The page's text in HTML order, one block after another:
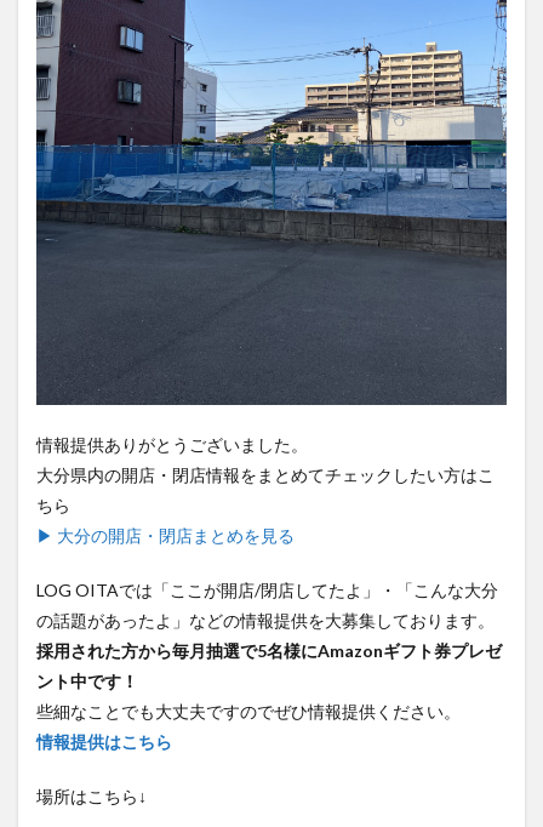
情報提供ありがとうございました。
大分県内の開店・閉店情報をまとめてチェックしたい方はこ
ちら
▶ 大分の開店・閉店まとめを見る
の話題があったよ」などの情報提供を大募集しております。
採用された方から毎月抽選で5名様にAmazonギフト券プレゼ
ント中です！
些細なことでも大丈夫ですのでぜひ情報提供ください。
情報提供はこちら